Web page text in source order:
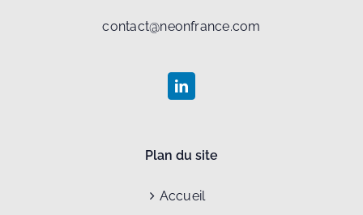
contact@neonfrance.com
Plan du site
Accueil